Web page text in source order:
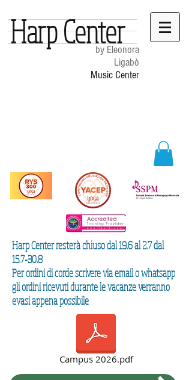
by Eleonora
Ligabò
Music Center
Harp Center
Harp Center resterà chiuso dal 19.6 al 2.7 dal
15.7-30.8
Per ordini di corde scrivere via email o whatsapp
gli ordini ricevuti durante le vacanze verranno
evasi appena possibile
Campus 2026.pdf